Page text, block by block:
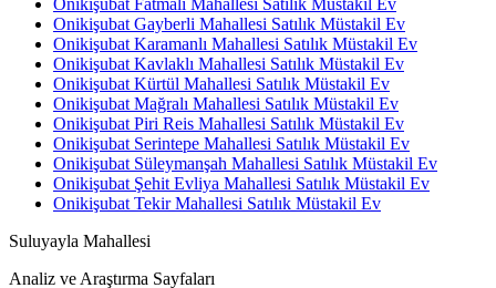
Onikişubat Gayberli Mahallesi Satılık Müstakil Ev
Onikişubat Karamanlı Mahallesi Satılık Müstakil Ev
Onikişubat Kavlaklı Mahallesi Satılık Müstakil Ev
Onikişubat Kürtül Mahallesi Satılık Müstakil Ev
Onikişubat Mağralı Mahallesi Satılık Müstakil Ev
Onikişubat Piri Reis Mahallesi Satılık Müstakil Ev
Onikişubat Serintepe Mahallesi Satılık Müstakil Ev
Onikişubat Süleymanşah Mahallesi Satılık Müstakil Ev
Onikişubat Şehit Evliya Mahallesi Satılık Müstakil Ev
Onikişubat Tekir Mahallesi Satılık Müstakil Ev
Suluyayla Mahallesi
Analiz ve Araştırma Sayfaları